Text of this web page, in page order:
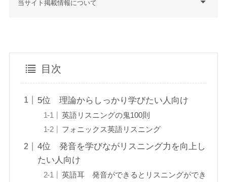
当サイト掲載情報について
目次
5位 理論からしっかり学びたい人向け
英語リスニングの鬼100則
フォニックス英語リスニング
4位 発音を学びながリスニング力を向上し
たい人向け
英語耳 発音ができるとリスニングができ